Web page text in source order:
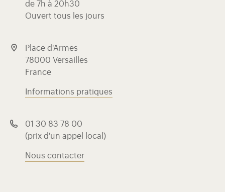
de 7h à 20h30
Ouvert tous les jours
Place d'Armes
78000 Versailles
France
Informations pratiques
01 30 83 78 00
(prix d'un appel local)
Nous contacter